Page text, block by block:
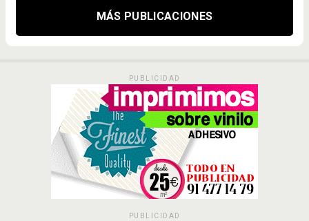
MÁS PUBLICACIONES
PUBLICIDAD
PUBLICIDAD